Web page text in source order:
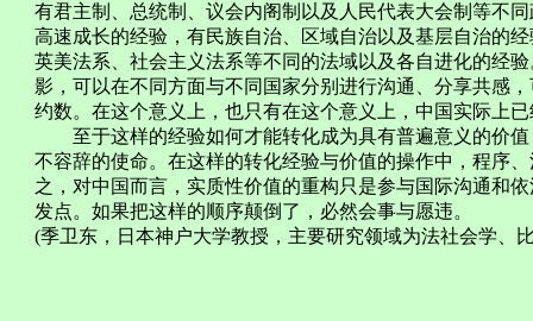
有君主制、总统制、议会内阁制以及人民代表大会制等不
高速成长的经验，有民族自治、区域自治以及基层自治的
英美法系、社会主义法系等不同的法域以及各自进化的经
影，可以在不同方面与不同国家分别进行沟通、分享共感
约数。在这个意义上，也只有在这个意义上，中国实际上
至于这样的经验如何才能转化成为具有普遍意义的价值
不容辞的使命。在这样的转化经验与价值的操作中，程序
之，对中国而言，实质性价值的重构只是参与国际沟通和
发点。如果把这样的顺序颠倒了，必然会事与愿违。
(季卫东，日本神户大学教授，主要研究领域为法社会学